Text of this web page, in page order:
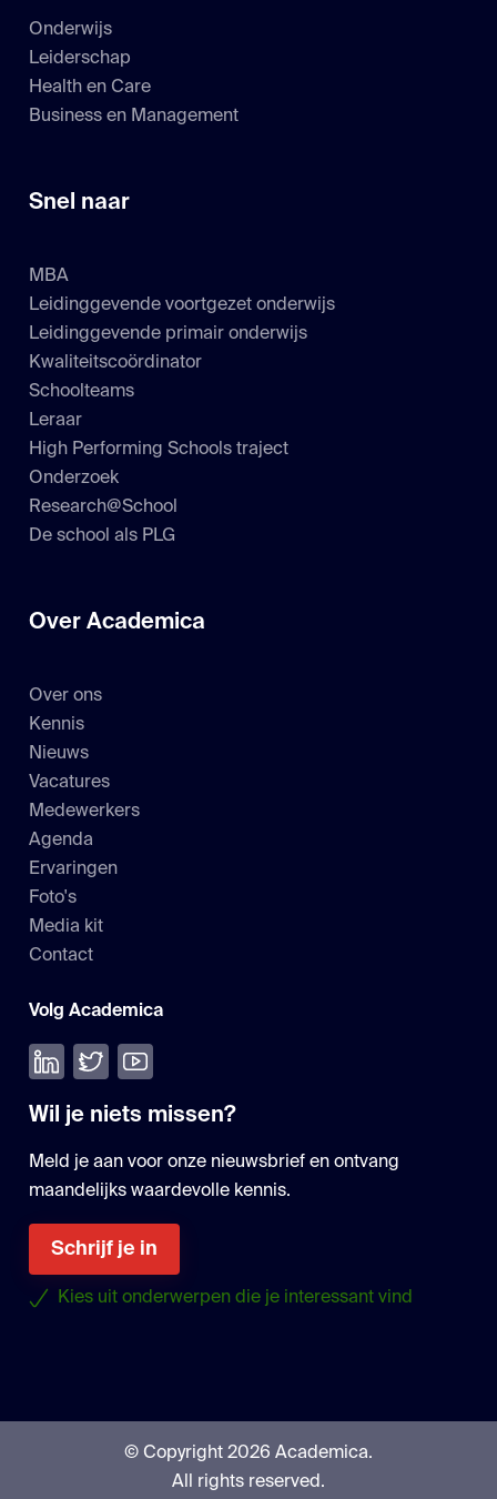
Onderwijs
Leiderschap
Health en Care
Business en Management
Snel naar
MBA
Leidinggevende voortgezet onderwijs
Leidinggevende primair onderwijs
Kwaliteitscoördinator
Schoolteams
Leraar
High Performing Schools traject
Onderzoek
Research@School
De school als PLG
Over Academica
Over ons
Kennis
Nieuws
Vacatures
Medewerkers
Agenda
Ervaringen
Foto's
Media kit
Contact
Volg Academica
Volg ons op LinkedIn
Volg ons op Twitter
Bekijk onze YouTube
Wil je niets missen?
Meld je aan voor onze nieuwsbrief en ontvang
maandelijks waardevolle kennis.
Schrijf je in
Kies uit onderwerpen die je interessant vind
© Copyright 2026 Academica.
All rights reserved.